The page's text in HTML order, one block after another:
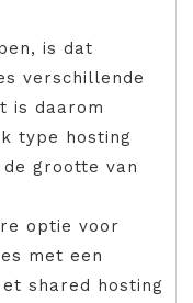
is dat
verschillende
is daarom
type hosting
grootte van
optie voor
met een
shared hosting